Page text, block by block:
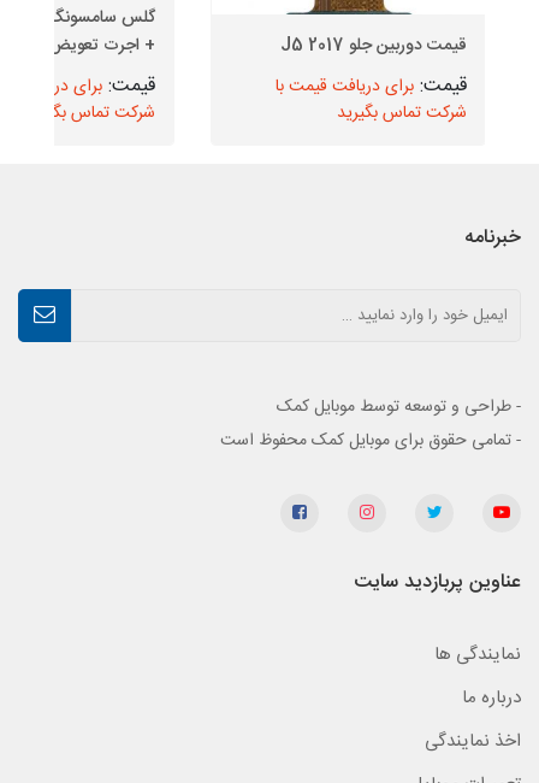
قیمت دوربین جلو J5 2017
برای دریافت قیمت با
شرکت تماس بگیرید
+ اجرت تعویض
برای دریافت
شرکت تماس بگیرید
خبرنامه
- طراحی و توسعه توسط موبایل کمک
- تمامی حقوق برای موبایل کمک محفوظ است
عناوین پربازدید سایت
نمایندگی ها
درباره ما
اخذ نمایندگی